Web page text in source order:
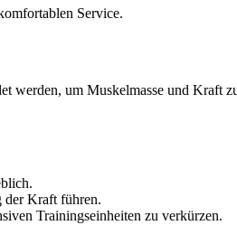
Service.
werden, um Muskelmasse und Kraft
der Kraft führen.
Trainingseinheiten zu verkürzen.